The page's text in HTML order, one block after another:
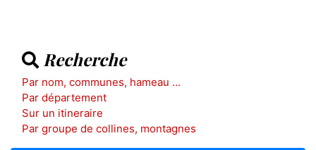
Recherche
Par nom, communes, hameau ...
Par département
Sur un itineraire
Par groupe de collines, montagnes